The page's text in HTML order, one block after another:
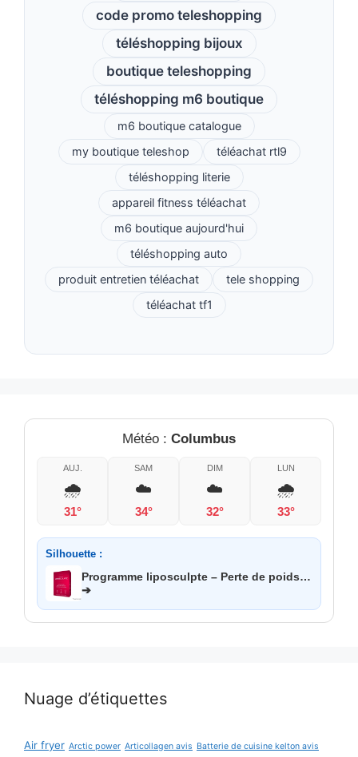
code promo teleshopping
téléshopping bijoux
boutique teleshopping
téléshopping m6 boutique
m6 boutique catalogue
my boutique teleshop
téléachat rtl9
téléshopping literie
appareil fitness téléachat
m6 boutique aujourd'hui
téléshopping auto
produit entretien téléachat
tele shopping
téléachat tf1
Météo : Columbus
AUJ.
🌧️
31°
SAM
☁️
34°
DIM
☁️
32°
LUN
🌧️
33°
Silhouette :
Programme liposculpte – Perte de poids…
➔
Nuage d’étiquettes
Air fryer Arctic power Articollagen avis Batterie de cuisine kelton avis